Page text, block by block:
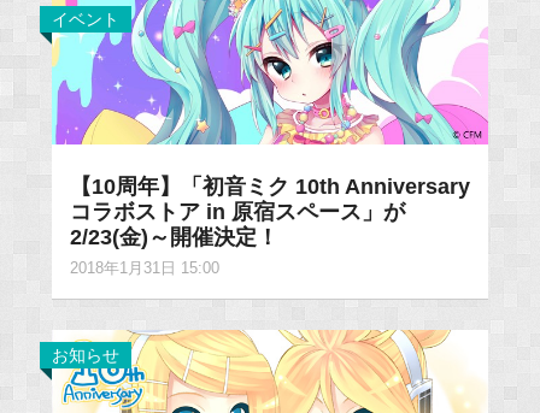
イベント
【10周年】「初音ミク 10th Anniversary
コラボストア in 原宿スペース」が
2/23(金)～開催決定！
2018年1月31日 15:00
お知らせ